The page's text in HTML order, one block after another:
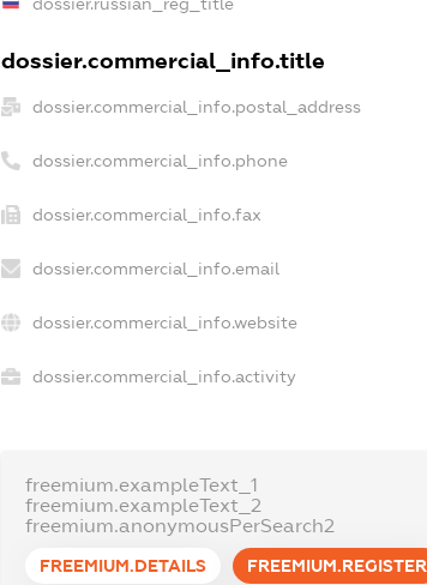
dossier.commercial_info.title
dossier.commercial_info.postal_address
dossier.commercial_info.phone
dossier.commercial_info.fax
dossier.commercial_info.email
dossier.commercial_info.website
dossier.commercial_info.activity
freemium.exampleText_1
freemium.exampleText_2
freemium.anonymousPerSearch2
FREEMIUM.DETAILS FREEMIUM.REGISTER